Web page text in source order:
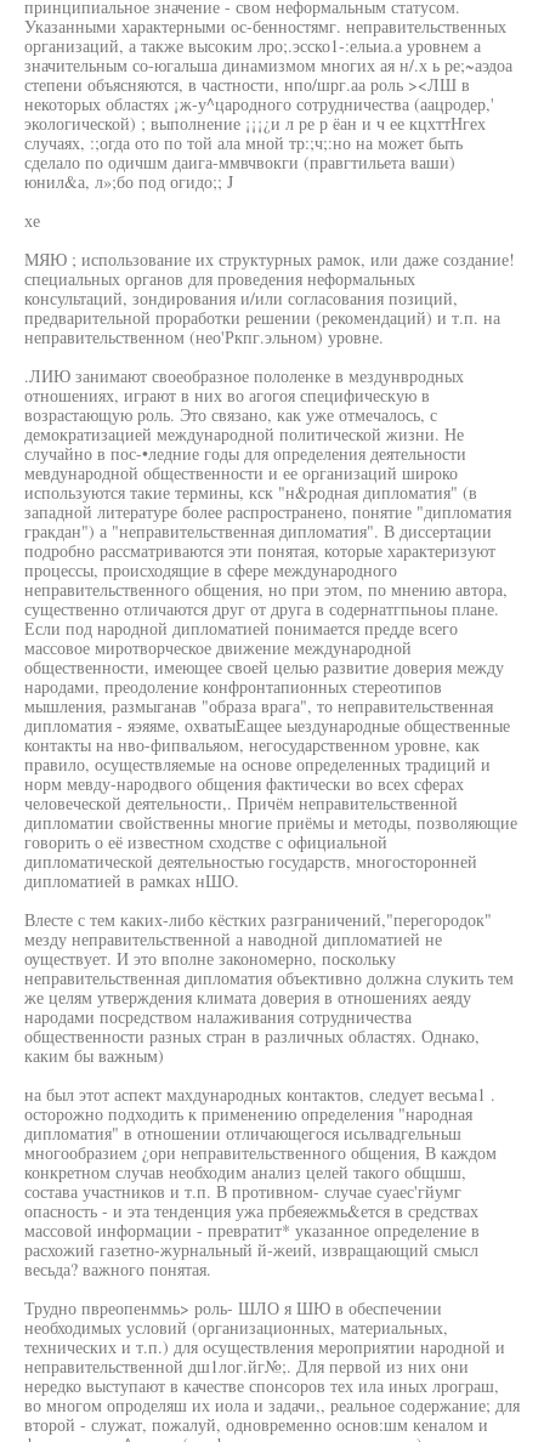
принципиальное значение - свом неформальным статусом.
Указанными характерными ос-бенностямг. неправительственных
организаций, а также высоким лро;.эсско1-:ельиа.а уровнем а
значительным со-югальша динамизмом многих ая н/.х ь ре;~аэдоа
степени объясняются, в частности, нпо/шрг.аа роль ><ЛШ в
некоторых областях ¡ж-у^цародного сотрудничества (аацродер,'
экологической) ; выполнение ¡¡¡¿и л ре р ёан и ч ее кцхттНгех
случаях, :;огда ото по той ала мной тр:;ч;:но на может быть
сделало по одичшм даига-ммвчвокги (правгтильета ваши)
юнил&а, л»;бо под огидо;; J
хе
МЯЮ ; использование их структурных рамок, или даже создание!
специальных органов для проведения неформальных
консультаций, зондирования и/или согласования позиций,
предварительной проработки решении (рекомендаций) и т.п. на
неправительственном (нео'Ркпг.эльном) уровне.
.ЛИЮ занимают своеобразное пололенке в мездунвродных
отношениях, играют в них во агогоя специфическую в
возрастающую роль. Это связано, как уже отмечалось, с
демократизацией международной политической жизни. Не
случайно в пос-•ледние годы для определения деятельности
мевдународной общественности и ее организаций широко
используются такие термины, кск "н&родная дипломатия" (в
западной литературе более распространено, понятие "дипломатия
гракдан") а "неправительственная дипломатия". В диссертации
подробно рассматриваются эти понятая, которые характеризуют
процессы, происходящие в сфере международного
неправительственного общения, но при этом, по мнению автора,
существенно отличаются друг от друга в содернатгпьноы плане.
Если под народной дипломатией понимается предде всего
массовое миротворческое движение международной
общественности, имеющее своей целью развитие доверия между
народами, преодоление конфронтапионных стереотипов
мышления, размыганав "образа врага", то неправительственная
дипломатия - яэяяме, охватыЕащее ыездународные общественные
контакты на нво-фипвальяом, негосударственном уровне, как
правило, осуществляемые на основе определенных традиций и
норм мевду-народвого общения фактически во всех сферах
человеческой деятельности,. Причём неправительственной
дипломатии свойственны многие приёмы и методы, позволяющие
говорить о её известном сходстве с официальной
дипломатической деятельностью государств, многосторонней
дипломатией в рамках нШО.
Влесте с тем каких-либо кёстких разграничений,"перегородок"
мезду неправительственной а наводной дипломатией не
оуществует. И это вполне закономерно, поскольку
неправительственная дипломатия объективно должна слукить тем
же целям утверждения климата доверия в отношениях аеяду
народами посредством налаживания сотрудничества
общественности разных стран в различных областях. Однако,
каким бы важным)
на был этот аспект махдународных контактов, следует весьма1 .
осторожно подходить к применению определения "народная
дипломатия" в отношении отличающегося исьлвадгельньш
многообразием ¿ори неправительственного общения, В каждом
конкретном случав необходим анализ целей такого общшш,
состава участников и т.п. В противном- случае суаес'гйумг
опасность - и эта тенденция ужа прбеяежмь&ется в средствах
массовой информации - превратит* указанное определение в
расхожий газетно-журнальный й-жеий, извращающий смысл
весьда? важного понятая.
Трудно пвреопенммь> роль- ШЛО я ШЮ в обеспечении
необходимых условий (организационных, материальных,
технических и т.п.) для осуществления мероприятии народной и
неправительственной дш1лог.йг№;. Для первой из них они
нередко выступают в качестве спонсоров тех ила иных лрограш,
во многом опроделяш их иола и задачи,, реальное содержание; для
второй - служат, пожалуй, одновременно основ:шм кеналом и